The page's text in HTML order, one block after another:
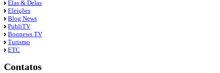
Elas & Delas
Eleições
Blog News
PubliTV
Boqnews TV
Turismo
ETC
Contatos